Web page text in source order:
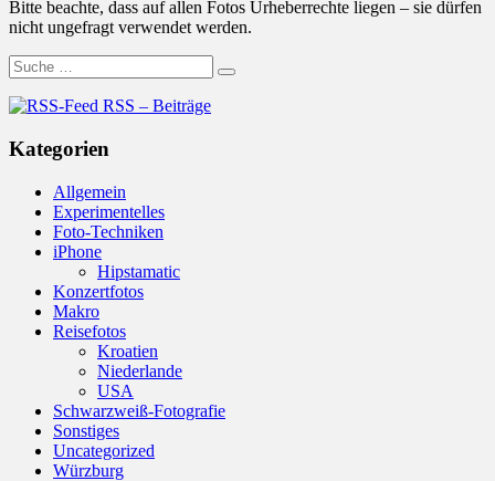
Bitte beachte, dass auf allen Fotos Urheberrechte liegen – sie dürfen
nicht ungefragt verwendet werden.
Suche
nach:
Suchen
RSS – Beiträge
Kategorien
Allgemein
Experimentelles
Foto-Techniken
iPhone
Hipstamatic
Konzertfotos
Makro
Reisefotos
Kroatien
Niederlande
USA
Schwarzweiß-Fotografie
Sonstiges
Uncategorized
Würzburg